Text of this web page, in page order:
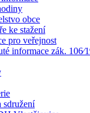
obce
ke stažení
pro veřejnost
informace zák.
sdružení